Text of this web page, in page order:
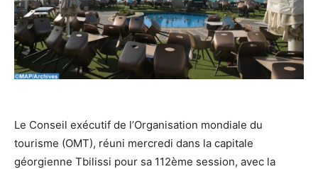
Le Conseil exécutif de l’Organisation mondiale du
tourisme (OMT), réuni mercredi dans la capitale
géorgienne Tbilissi pour sa 112ème session, avec la